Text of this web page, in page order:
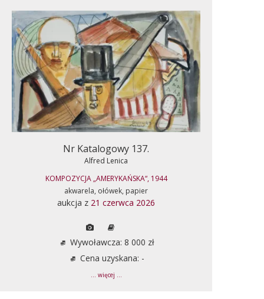
Nr Katalogowy 137.
Alfred Lenica
KOMPOZYCJA „AMERYKAŃSKA“, 1944
akwarela, ołówek, papier
aukcja z 21 czerwca 2026
Wywoławcza: 8 000 zł
Cena uzyskana: -
... więcej ...